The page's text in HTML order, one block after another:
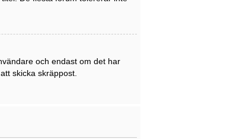
och endast om det har
skicka skräppost.